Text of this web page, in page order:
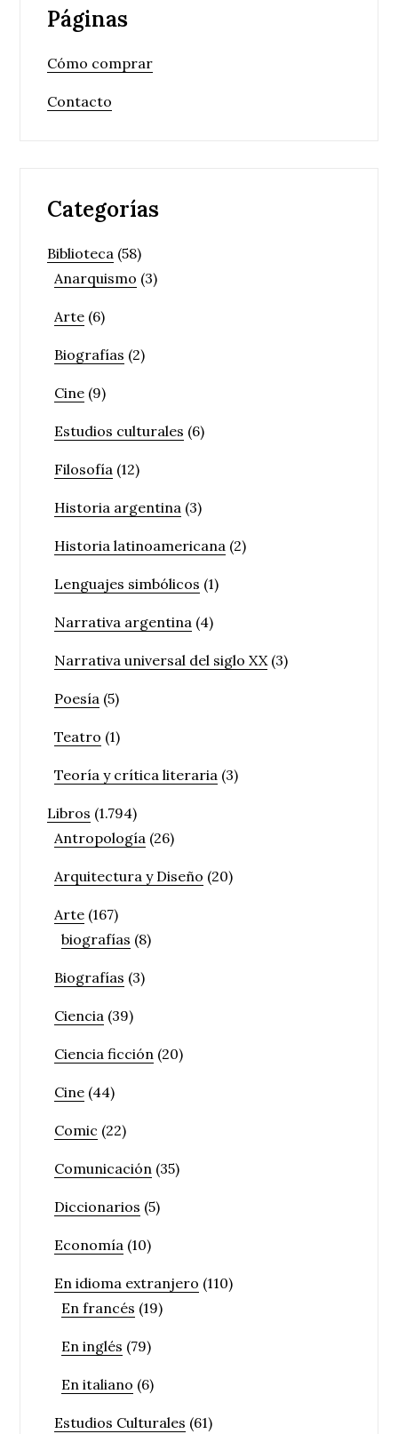
Páginas
Cómo comprar
Contacto
Categorías
Biblioteca (58)
Anarquismo (3)
Arte (6)
Biografías (2)
Cine (9)
Estudios culturales (6)
Filosofía (12)
Historia argentina (3)
Historia latinoamericana (2)
Lenguajes simbólicos (1)
Narrativa argentina (4)
Narrativa universal del siglo XX(3)
Poesía (5)
Teatro (1)
Teoría y crítica literaria (3)
Libros (1.794)
Antropología (26)
Arquitectura y Diseño (20)
Arte (167)
biografías (8)
Biografías (3)
Ciencia (39)
Ciencia ficción (20)
Cine (44)
Comic (22)
Comunicación (35)
Diccionarios (5)
Economía (10)
En idioma extranjero (110)
En francés (19)
En inglés (79)
En italiano (6)
Estudios Culturales (61)